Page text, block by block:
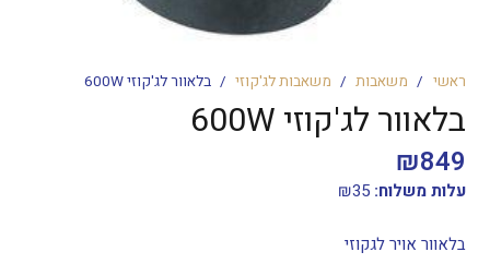
ראשי / משאבות / משאבות לג'קוזי / בלאוור לג'קוזי 600W
בלאוור לג'קוזי 600W
₪849
עלות משלוח: ₪35
בלאוור אויר לגקוזי